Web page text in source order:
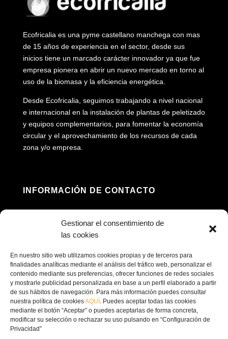
Gestionar el consentimiento de
las cookies
En nuestro sitio web utilizamos cookies propias y de terceros para
finalidades analíticas mediante el análisis del tráfico web, personalizar el
contenido mediante sus preferencias, ofrecer funciones de redes sociales
y mostrarle publicidad personalizada en base a un perfil elaborado a partir
de sus hábitos de navegación. Para más información puedes consultar
nuestra política de cookiesAQUÍ . Puedes aceptar todas las cookies
mediante el botón “Aceptar” o puedes aceptarlas de forma concreta,
modificar su selección o rechazar su uso pulsando en “Configuración de
Privacidad”
Ecofricalia es una pyme castellano manchega con mas
de 15 años de experiencia en el sector, desde sus
inicios tiene un marcado carácter innovador ya que fue
empresa pionera en abrir un nuevo mercado en torno al
uso de la biomasa y la eficiencia energética.
Desde Ecofricalia, seguimos trabajando a nivel nacional
e internacional en la instalación de plantas de peletizado
y equipos complementarios, para fomentar la economía
circular y el aprovechamiento de los recursos de cada
zona y/o empresa.
INFORMACIÓN DE CONTACTO
Pedroñeras, Cuenca
 contacto@ecofricalia.com